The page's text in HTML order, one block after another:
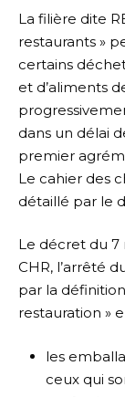
La filière dite
restaurants »
certains
et d’aliments
dans un délai
premier
Le cahier des
détaillé par le
Le décret du 7
CHR, l’arrêté
par la
restauration »
les
ceux qui